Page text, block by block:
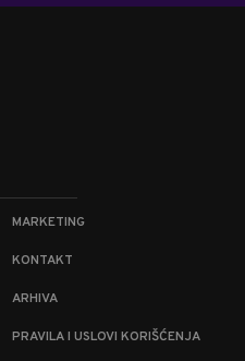
MARKETING
KONTAKT
ARHIVA
PRAVILA I USLOVI KORIŠĆENJA